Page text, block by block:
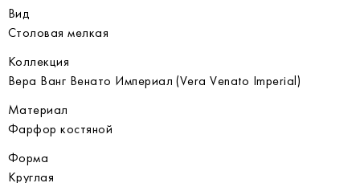
Вид
Столовая мелкая
Коллекция
Вера Ванг Венато Империал (Vera Venato Imperial)
Материал
Фарфор костяной
Форма
Круглая